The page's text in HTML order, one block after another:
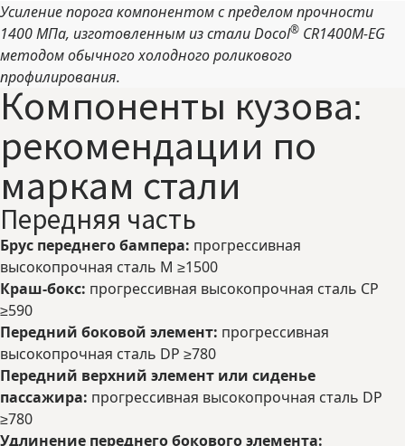
Усиление порога компонентом с пределом прочности
1400 МПа, изготовленным из стали Docol® CR1400M-EG
методом обычного холодного роликового
профилирования.
Компоненты кузова:
рекомендации по
маркам стали
Передняя часть
Брус переднего бампера: прогрессивная
высокопрочная сталь М ≥1500
Краш-бокс: прогрессивная высокопрочная сталь CP
≥590
Передний боковой элемент: прогрессивная
высокопрочная сталь DP ≥780
Передний верхний элемент или сиденье
пассажира: прогрессивная высокопрочная сталь DP
≥780
Удлинение переднего бокового элемента: